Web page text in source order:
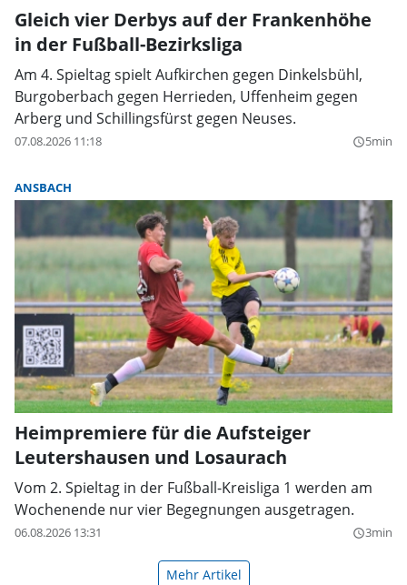
Gleich vier Derbys auf der Frankenhöhe
in der Fußball-Bezirksliga
Am 4. Spieltag spielt Aufkirchen gegen Dinkelsbühl,
Burgoberbach gegen Herrieden, Uffenheim gegen
Arberg und Schillingsfürst gegen Neuses.
07.08.2026 11:18 query_builder5min
ANSBACH
Heimpremiere für die Aufsteiger
Leutershausen und Losaurach
Vom 2. Spieltag in der Fußball-Kreisliga 1 werden am
Wochenende nur vier Begegnungen ausgetragen.
06.08.2026 13:31 query_builder3min
Mehr Artikel